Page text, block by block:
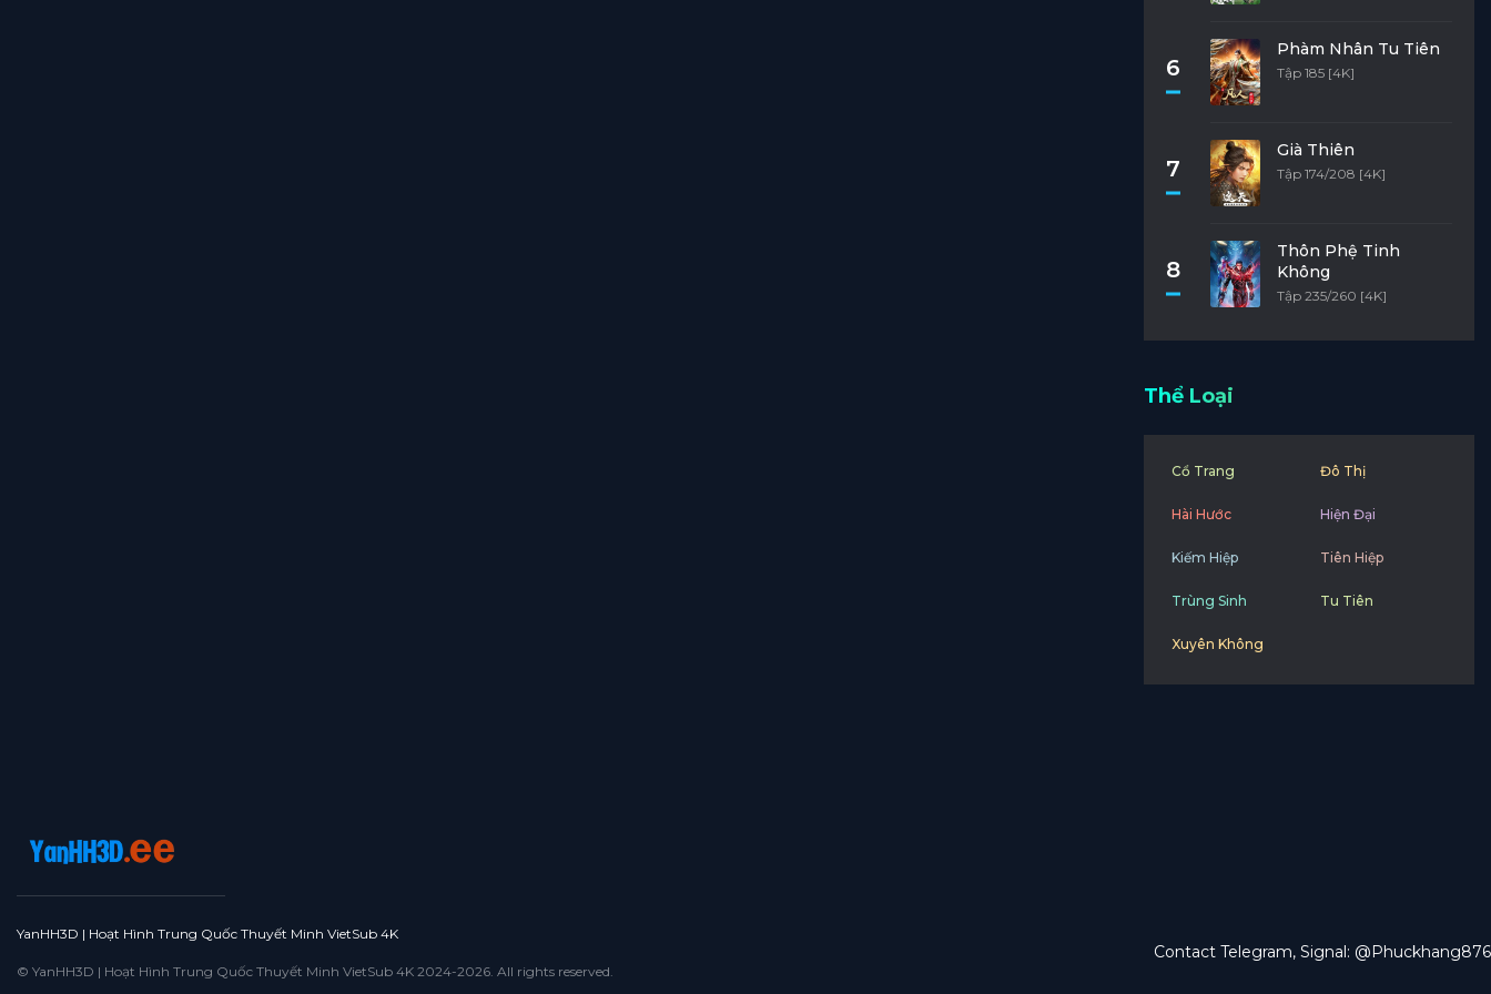
6
Phàm Nhân Tu Tiên
Tập 185 [4K]
7
Già Thiên
Tập 174/208 [4K]
8
Thôn Phệ Tinh
Không
Tập 235/260 [4K]
Thể Loại
Cổ Trang Đô Thị
Hài Hước Hiện Đại
Kiếm Hiệp Tiên Hiệp
Trùng Sinh Tu Tiên
Xuyên Không
YanHH3D | Hoạt Hình Trung Quốc Thuyết Minh VietSub 4K
Contact Telegram, Signal: @Phuckhang876
© YanHH3D | Hoạt Hình Trung Quốc Thuyết Minh VietSub 4K 2024-2026. All rights reserved.